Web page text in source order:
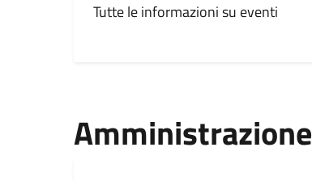
Tutte le informazioni su eventi
Amministrazione